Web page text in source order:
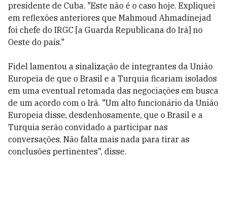
presidente de Cuba. "Este não é o caso hoje. Expliquei
em reflexões anteriores que Mahmoud Ahmadinejad
foi chefe do IRGC [a Guarda Republicana do Irã] no
Oeste do país."
Fidel lamentou a sinalização de integrantes da União
Europeia de que o Brasil e a Turquia ficariam isolados
em uma eventual retomada das negociações em busca
de um acordo com o Irã. "Um alto funcionário da União
Europeia disse, desdenhosamente, que o Brasil e a
Turquia serão convidado a participar nas
conversações. Não falta mais nada para tirar as
conclusões pertinentes", disse.